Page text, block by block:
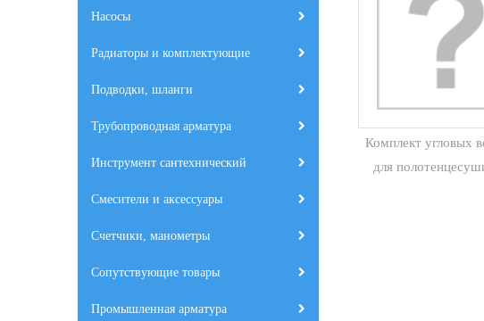
Комплект угловых
для
Насосы
Радиаторы и комплектующие
Подводки, шланги
Трубопроводная арматура
Инструмент сантехнический
Смесители и аксессуары
Счетчики, манометры
Сопутствующие товары
Промышленная арматура